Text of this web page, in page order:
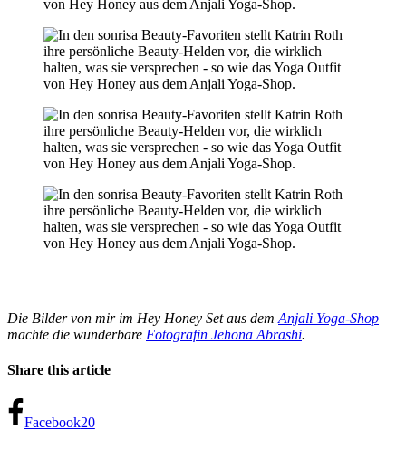
Die Bilder von mir im Hey Honey Set aus dem Anjali Yoga-Shop
machte die wunderbare Fotografin Jehona Abrashi.
Share this article
Facebook20